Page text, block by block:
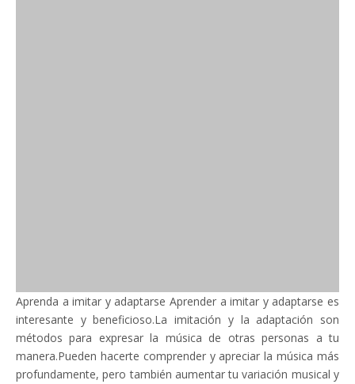
Aprenda a imitar y adaptarse Aprender a imitar y adaptarse es
interesante y beneficioso.La imitación y la adaptación son
métodos para expresar la música de otras personas a tu
manera.Pueden hacerte comprender y apreciar la música más
profundamente, pero también aumentar tu variación musical y